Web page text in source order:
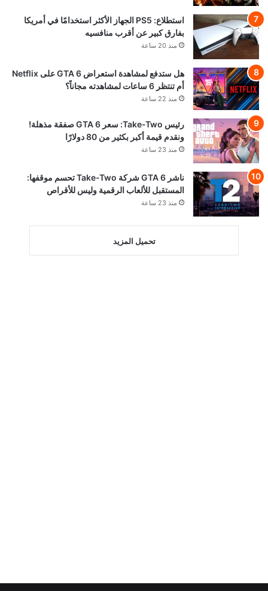
استطلاع: PS5 الجهاز الأكثر استخدامًا في أمريكا
بفارق كبير عن أقرب منافسيه
منذ 20 ساعة
هل ستدفع لمشاهدة استعراض GTA 6 على Netflix
أم تنتظر 6 ساعات لمشاهدته مجاناً؟
منذ 22 ساعة
رئيس Take-Two: سعر GTA 6 صفقة مذهلة!
ونقدم قيمة أكبر بكثير من 80 دولارًا
منذ 23 ساعة
ناشر GTA 6 شركة Take-Two تحسم موقفها:
المستقبل للألعاب الرقمية وليس للأقراص
منذ 23 ساعة
تحميل المزيد